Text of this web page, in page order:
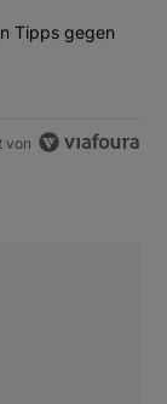
Die
Tipps gegen
von